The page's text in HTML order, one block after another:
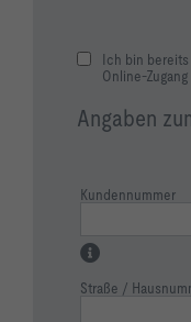
Ich bin bereits
Online-
Angaben
Kundennummer
Straße /